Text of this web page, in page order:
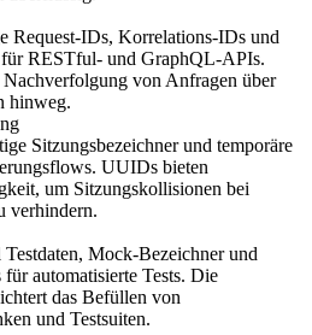
Request-IDs, Korrelations-IDs und
für RESTful- und GraphQL-APIs.
von Anfragen über
hinweg.
Sitzungsbezeichner und temporäre
UUIDs bieten
um Sitzungskollisionen bei
verhindern.
Mock-Bezeichner und
automatisierte Tests. Die
das Befüllen von
und Testsuiten.